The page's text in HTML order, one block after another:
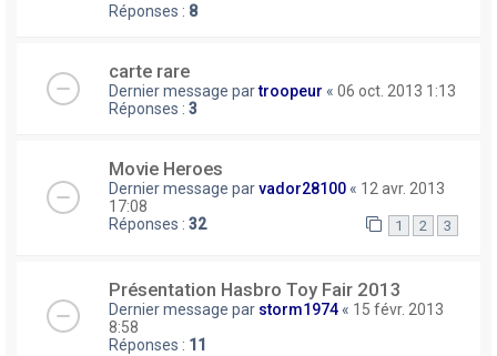
Réponses : 8
carte rare
Dernier message partroopeur « 06 oct. 2013 1:13
Réponses : 3
Movie Heroes
Dernier message parvador28100 « 12 avr. 2013
17:08
Réponses : 32 1 2 3
Présentation Hasbro Toy Fair 2013
Dernier message par storm1974 « 15 févr. 2013
8:58
Réponses : 11